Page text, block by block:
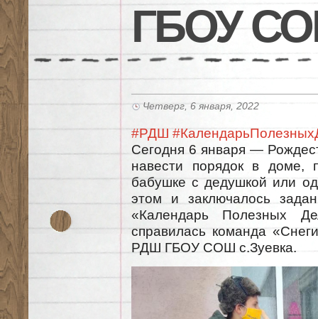
ГБОУ
Четверг, 6 января, 2022
#РДШ
Сегодня 6 января —
навести порядок в доме,
бабушке с дедушкой или
этом и заключалось
«Календарь Полезных
справилась команда
РДШ ГБОУ СОШ с.Зуевка.